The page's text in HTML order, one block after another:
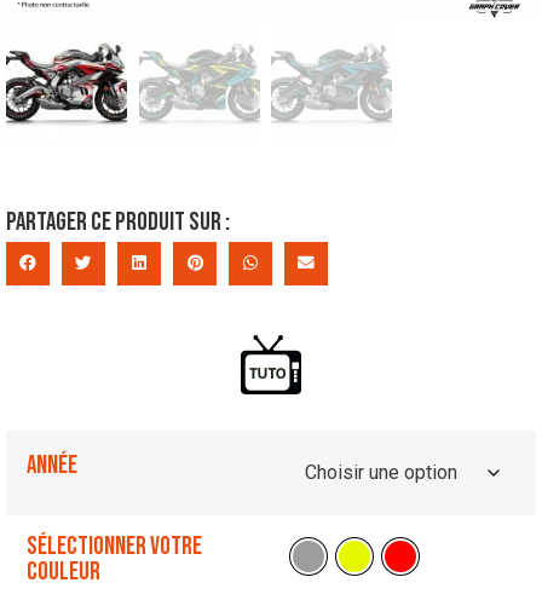
Partager ce produit sur :
Année
Sélectionner votre
couleur